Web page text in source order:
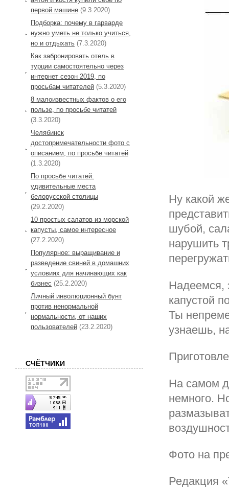
Ну какой
шубой,
нарушить
Надеемся,
капустой
Ты
узнаешь,
На самом
немного.
Фото на
Редакция
первой машине (9.3.2020)
Подборка: почему в гарварде
нужно уметь не только учиться,
но и отдыхать (7.3.2020)
Как забронировать отель в
турции самостоятельно через
интернет сезон 2019, по
просьбам читателей (5.3.2020)
8 малоизвестных фактов о его
пользе, по просьбе читатей
(3.3.2020)
Челябинск
достопримечательности фото с
описанием, по просьбе читатей
(1.3.2020)
По просьбе читатей:
удивительные места
белорусской столицы
(29.2.2020)
10 простых салатов из морской
капусты, самое интересное
(27.2.2020)
Популярное: выращивание и
разведение свиней в домашних
условиях для начинающих как
бизнес (25.2.2020)
Личный инволюционный бунт
против ненормальной
нормальности, от наших
пользователей (23.2.2020)
СЧЁТЧИКИ